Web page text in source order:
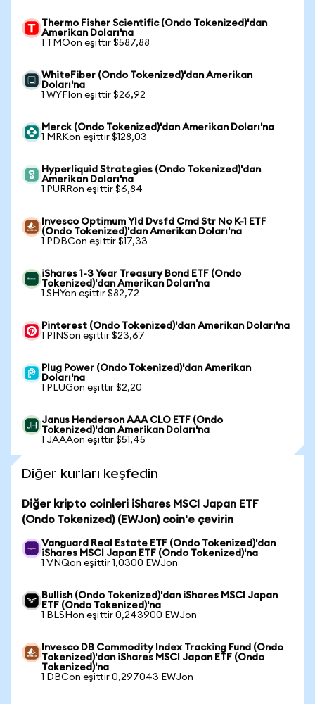
Thermo Fisher Scientific (Ondo Tokenized)'dan
Amerikan Doları'na
1 TMOon eşittir $587,88
WhiteFiber (Ondo Tokenized)'dan Amerikan
Doları'na
1 WYFIon eşittir $26,92
Merck (Ondo Tokenized)'dan Amerikan Doları'na
1 MRKon eşittir $128,03
Hyperliquid Strategies (Ondo Tokenized)'dan
Amerikan Doları'na
1 PURRon eşittir $6,84
Invesco Optimum Yld Dvsfd Cmd Str No K-1 ETF
(Ondo Tokenized)'dan Amerikan Doları'na
1 PDBCon eşittir $17,33
iShares 1-3 Year Treasury Bond ETF (Ondo
Tokenized)'dan Amerikan Doları'na
1 SHYon eşittir $82,72
Pinterest (Ondo Tokenized)'dan Amerikan Doları'na
1 PINSon eşittir $23,67
Plug Power (Ondo Tokenized)'dan Amerikan
Doları'na
1 PLUGon eşittir $2,20
Janus Henderson AAA CLO ETF (Ondo
Tokenized)'dan Amerikan Doları'na
1 JAAAon eşittir $51,45
Diğer kurları keşfedin
Diğer kripto coinleri iShares MSCI Japan ETF
(Ondo Tokenized) (EWJon) coin'e çevirin
Vanguard Real Estate ETF (Ondo Tokenized)'dan
iShares MSCI Japan ETF (Ondo Tokenized)'na
1 VNQon eşittir 1,0300 EWJon
Bullish (Ondo Tokenized)'dan iShares MSCI Japan
ETF (Ondo Tokenized)'na
1 BLSHon eşittir 0,243900 EWJon
Invesco DB Commodity Index Tracking Fund (Ondo
Tokenized)'dan iShares MSCI Japan ETF (Ondo
Tokenized)'na
1 DBCon eşittir 0,297043 EWJon